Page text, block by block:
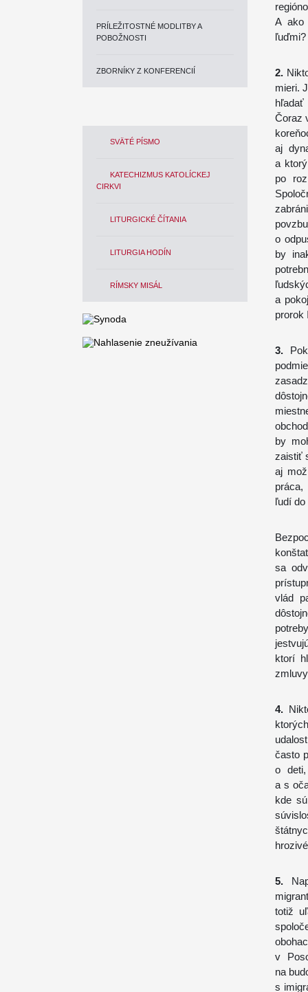
PRÍLEŽITOSTNÉ MODLITBY A
POBOŽNOSTI
ZBORNÍKY Z KONFERENCIÍ
SVÄTÉ PÍSMO
KATECHIZMUS KATOLÍCKEJ
CIRKVI
LITURGICKÉ ČÍTANIA
LITURGIA HODÍN
RÍMSKY MISÁL
A ako
ľuďmi?
2.
mieri.
Čoraz
aj
a
po
o
by
a
prorok
3.
by
zaistiť
aj
práca,
ľudí
sa
vlád
ktorí
4.
často
o
a s
kde
5.
totiž
v
na
s